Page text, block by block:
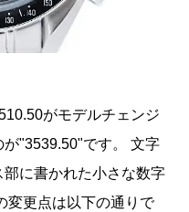
がモデルチェンジ
"3539.50"です。 文字
に書かれた小さな数字
変更点は以下の通りで